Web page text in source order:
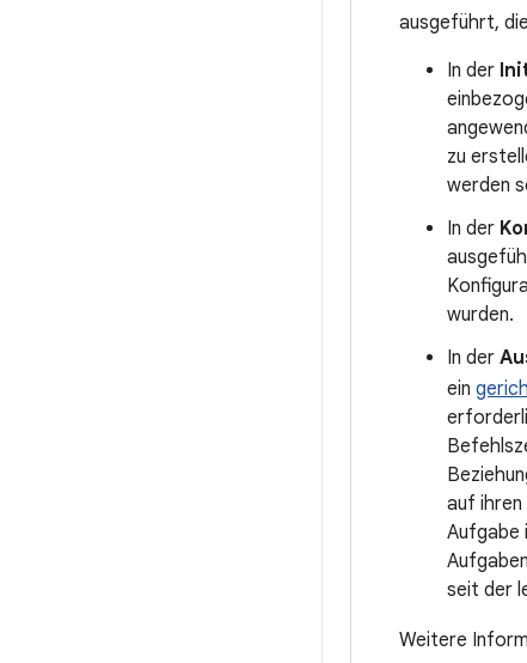
ausgeführt,
In der
zu
werden
In der
wurden.
In der
ein
auf ihren
Aufgabe
seit der
Weitere